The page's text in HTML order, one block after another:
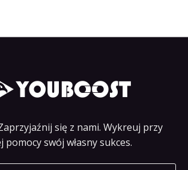
się z nami. Wykreuj przy
pomocy swój własny sukces.